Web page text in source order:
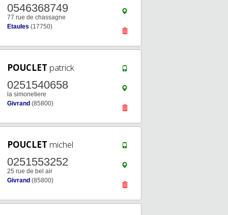
0546368749
77 rue de chassagne
Etaules (17750)
POUCLET patrick
0251540658
la simonetiere
Givrand (85800)
POUCLET michel
0251553252
25 rue de bel air
Givrand (85800)